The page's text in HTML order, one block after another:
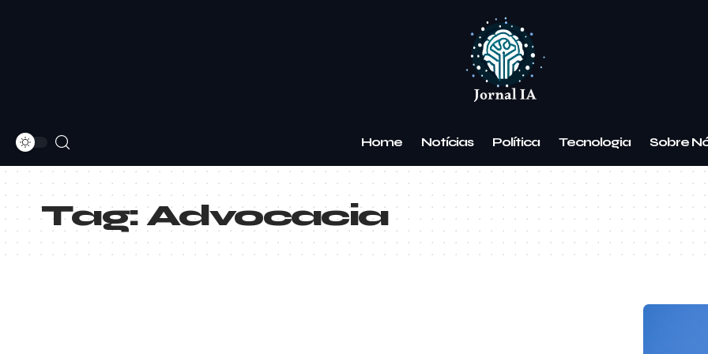
Home Notícias Política Tecnologia Sobre
Tag: Advocacia